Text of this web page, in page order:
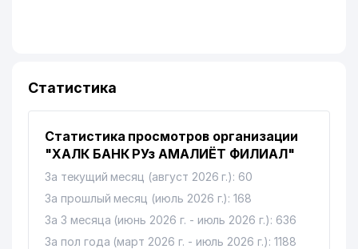
Статистика
Статистика просмотров организации
"ХАЛК БАНК РУз АМАЛИЁТ ФИЛИАЛ"
За текущий месяц (август 2026 г.): 60
За прошлый месяц (июль 2026 г.): 168
За 3 месяца (июнь 2026 г. - июль 2026 г.): 636
За пол года (март 2026 г. - июль 2026 г.): 1188